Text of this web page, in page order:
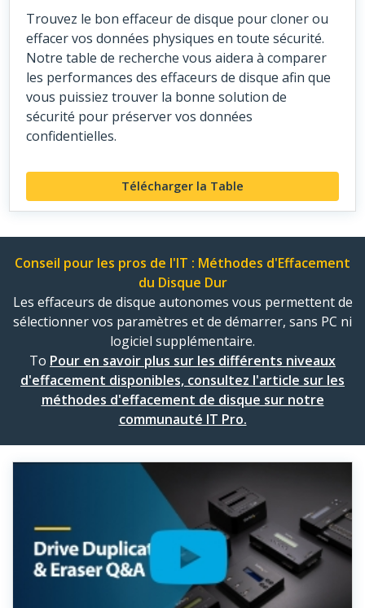
Trouvez le bon effaceur de disque pour cloner ou
effacer vos données physiques en toute sécurité.
Notre table de recherche vous aidera à comparer
les performances des effaceurs de disque afin que
vous puissiez trouver la bonne solution de
sécurité pour préserver vos données
confidentielles.
Télécharger la Table
Conseil pour les pros de l'IT : Méthodes d'Effacement
du Disque Dur
Les effaceurs de disque autonomes vous permettent de
sélectionner vos paramètres et de démarrer, sans PC ni
logiciel supplémentaire.
To Pour en savoir plus sur les différents niveaux
d'effacement disponibles, consultez l'article sur les
méthodes d'effacement de disque sur notre
communauté IT Pro.